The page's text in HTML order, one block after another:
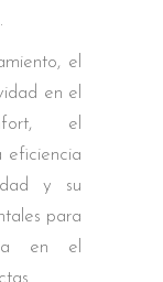
el
en el
el
eficiencia
y su
para
en el